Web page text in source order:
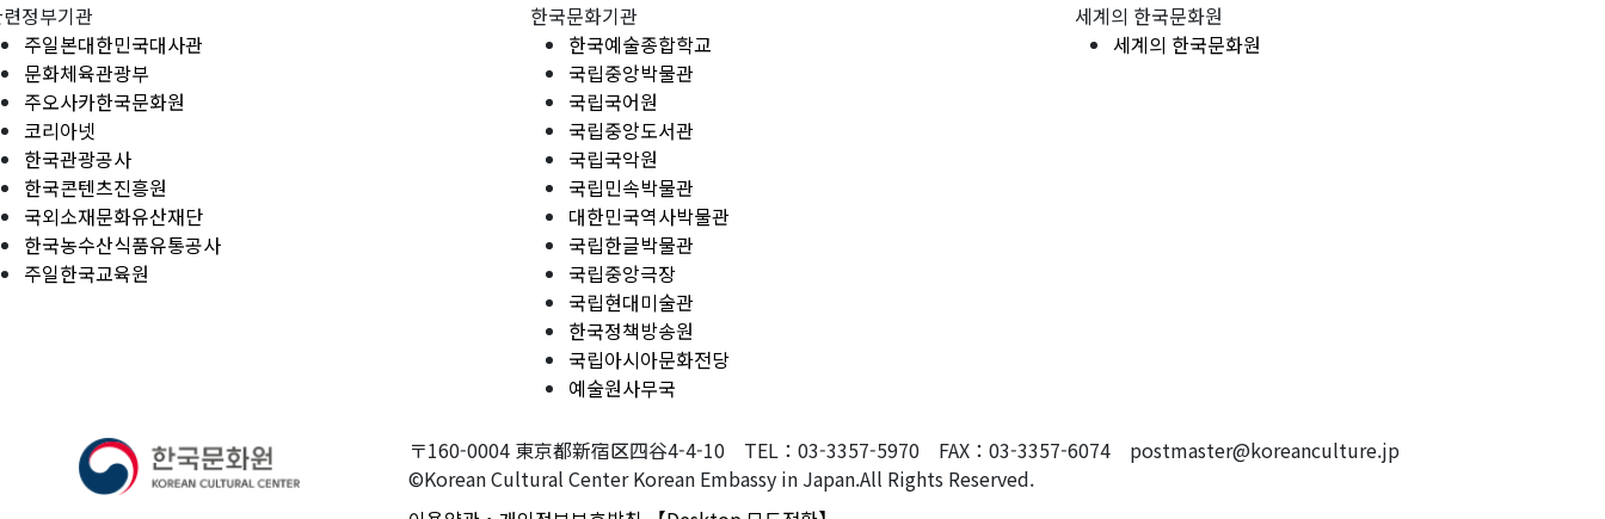
정부기관
주일본대한민국대사관
문화체육관광부
주오사카한국문화원
코리아넷
한국관광공사
한국콘텐츠진흥원
국외소재문화유산재단
한국농수산식품유통공사
주일한국교육원
한국문화기관
한국예술종합학교
국립중앙박물관
국립국어원
국립중앙도서관
국립국악원
국립민속박물관
대한민국역사박물관
국립한글박물관
국립중앙극장
국립현대미술관
한국정책방송원
국립아시아문화전당
예술원사무국
세계의 한국문화원
세계의 한국문화원
〒160-0004 東京都新宿区四谷4-4-10 TEL：03-3357-5970 FAX：03-3357-6074 postmaster@koreanculture.jp
©Korean Cultural Center Korean Embassy in Japan.All Rights Reserved.